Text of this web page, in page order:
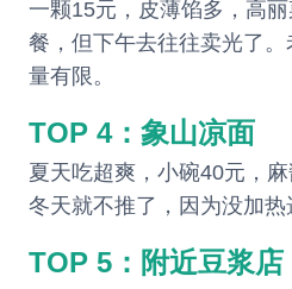
一颗15元，皮薄馅多，高
餐，但下午去往往卖光了。
量有限。
TOP 4：象山凉面
夏天吃超爽，小碗40元，
冬天就不推了，因为没加热
TOP 5：附近豆浆店